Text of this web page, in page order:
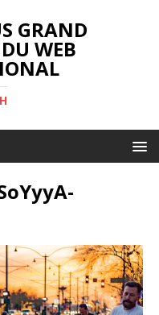
GRAND
WEB